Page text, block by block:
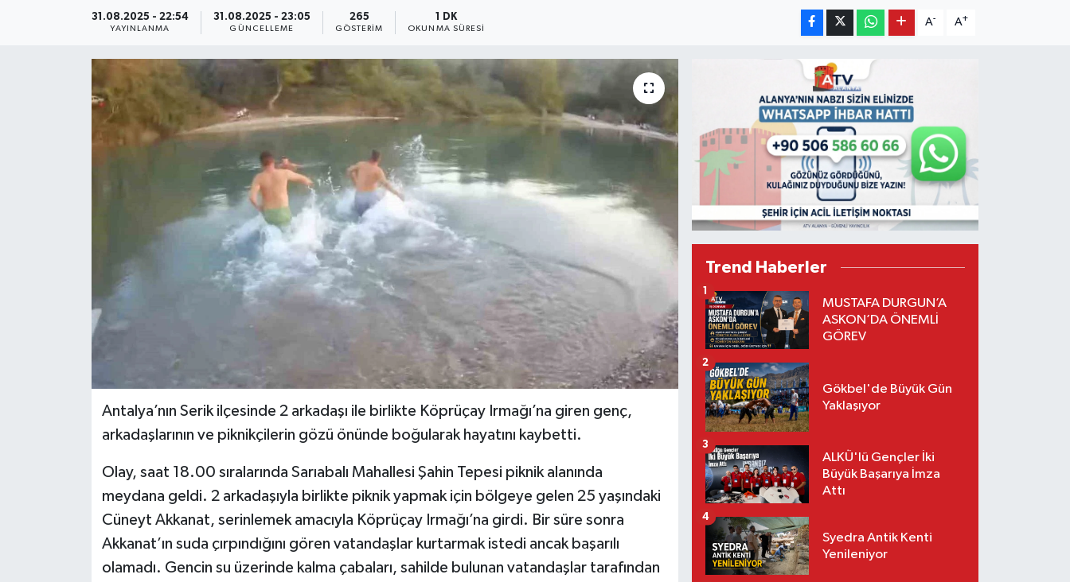
31.08.2025 - 22:54
YAYINLANMA
31.08.2025 - 23:05
GÜNCELLEME
265
GÖSTERIM
1 DK
OKUNMA SÜRESI
A- A+
Antalya’nın Serik ilçesinde 2 arkadaşı ile birlikte Köprüçay Irmağı’na giren genç,
arkadaşlarının ve piknikçilerin gözü önünde boğularak hayatını kaybetti.
Olay, saat 18.00 sıralarında Sarıabalı Mahallesi Şahin Tepesi piknik alanında
meydana geldi. 2 arkadaşıyla birlikte piknik yapmak için bölgeye gelen 25 yaşındaki
Cüneyt Akkanat, serinlemek amacıyla Köprüçay Irmağı’na girdi. Bir süre sonra
Akkanat’ın suda çırpındığını gören vatandaşlar kurtarmak istedi ancak başarılı
olamadı. Gencin su üzerinde kalma çabaları, sahilde bulunan vatandaşlar tarafından
Trend Haberler
MUSTAFA DURGUN’A
ASKON’DA ÖNEMLİ
GÖREV
1
Gökbel'de Büyük Gün
Yaklaşıyor
2
ALKÜ'lü Gençler İki
Büyük Başarıya İmza
Attı
3
Syedra Antik Kenti
Yenileniyor
4